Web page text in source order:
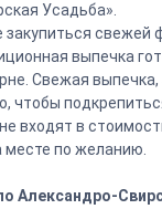
Усадьба».
свежей
выпечка
Свежая
чтобы
входят в
по желанию.
Александро-